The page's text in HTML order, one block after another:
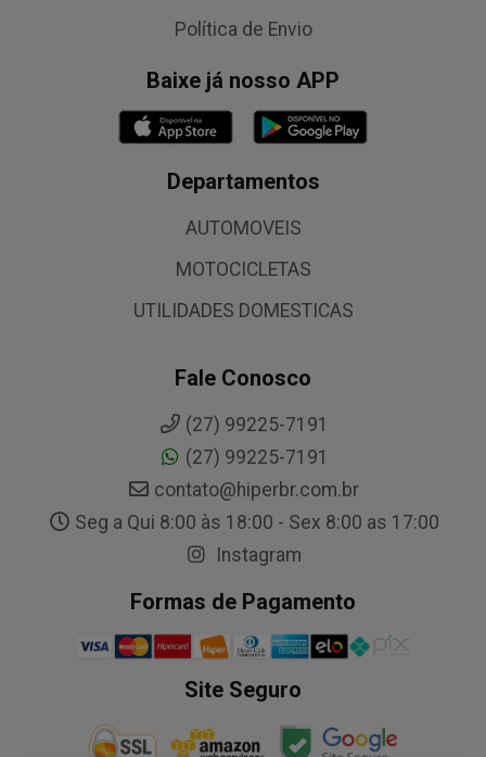
Política de Envio
Baixe já nosso APP
Departamentos
AUTOMOVEIS
MOTOCICLETAS
UTILIDADES DOMESTICAS
Fale Conosco
(27) 99225-7191
(27) 99225-7191
contato@hiperbr.com.br
Seg a Qui 8:00 às 18:00 - Sex 8:00 as 17:00
Instagram
Formas de Pagamento
Site Seguro